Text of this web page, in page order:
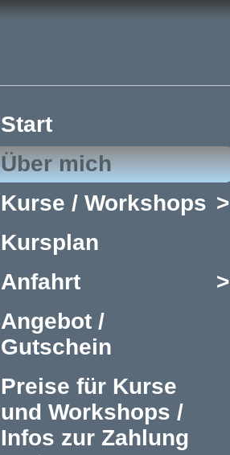
Start
Über mich
>
Kurse / Workshops
Kursplan
>
Anfahrt
Angebot /
Gutschein
Preise für Kurse
und Workshops /
Infos zur Zahlung